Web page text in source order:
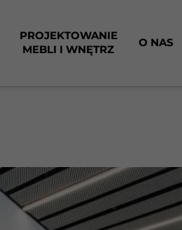
PROJEKTOWANIE
MEBLI I WNĘTRZ
O NAS